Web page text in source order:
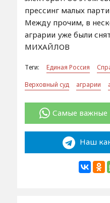
прессинг малых
Между прочим, в
аграрии уже были
МИХАЙЛОВ
Теги: Единая Россия
Верховный суд
аграрии
Самые важные
Наш